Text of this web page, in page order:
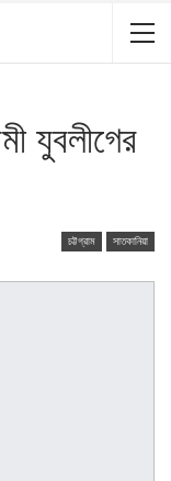
যুবলীগের
চট্টগ্রাম সাতকানিয়া